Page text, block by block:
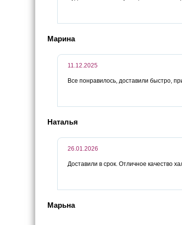
Марина
11.12.2025
Все понравилось, доставили быстро,
Наталья
26.01.2026
Доставили в срок. Отличное качество
Марьна